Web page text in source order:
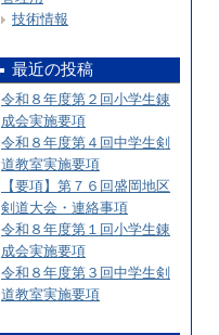
技術情報
最近の投稿
令和８年度第２回小学生錬
成会実施要項
令和８年度第４回中学生剣
道教室実施要項
【要項】第７６回盛岡地区
剣道大会・連絡事項
令和８年度第１回小学生錬
成会実施要項
令和８年度第３回中学生剣
道教室実施要項